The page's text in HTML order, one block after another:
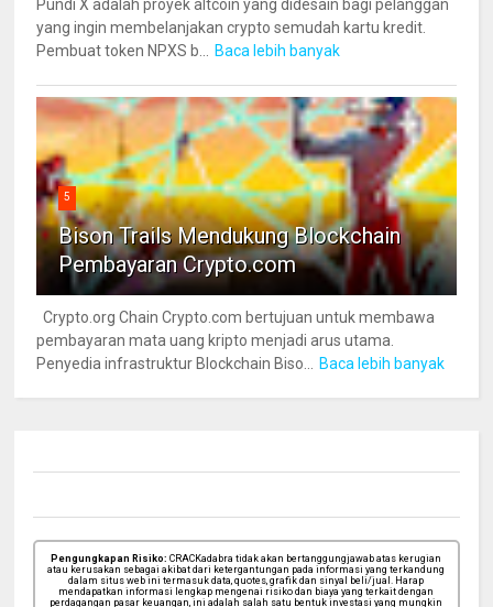
Pundi X adalah proyek altcoin yang didesain bagi pelanggan
yang ingin membelanjakan crypto semudah kartu kredit.
Pembuat token NPXS b...
Baca lebih banyak
5
Bison Trails Mendukung Blockchain
Pembayaran Crypto.com
Crypto.org Chain Crypto.com bertujuan untuk membawa
pembayaran mata uang kripto menjadi arus utama.
Penyedia infrastruktur Blockchain Biso...
Baca lebih banyak
Pengungkapan Risiko: CRACKadabra tidak akan bertanggungjawab atas kerugian
atau kerusakan sebagai akibat dari ketergantungan pada informasi yang terkandung
dalam situs web ini termasuk data, quotes, grafik dan sinyal beli/jual. Harap
mendapatkan informasi lengkap mengenai risiko dan biaya yang terkait dengan
perdagangan pasar keuangan, ini adalah salah satu bentuk investasi yang mungkin